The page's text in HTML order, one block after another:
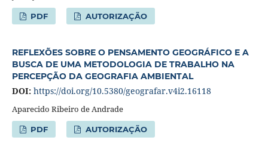
PDF AUTORIZAÇÃO
REFLEXÕES SOBRE O PENSAMENTO GEOGRÁFICO E A
BUSCA DE UMA METODOLOGIA DE TRABALHO NA
PERCEPÇÃO DA GEOGRAFIA AMBIENTAL
DOI: https://doi.org/10.5380/geografar.v4i2.16118
Aparecido Ribeiro de Andrade
PDF AUTORIZAÇÃO